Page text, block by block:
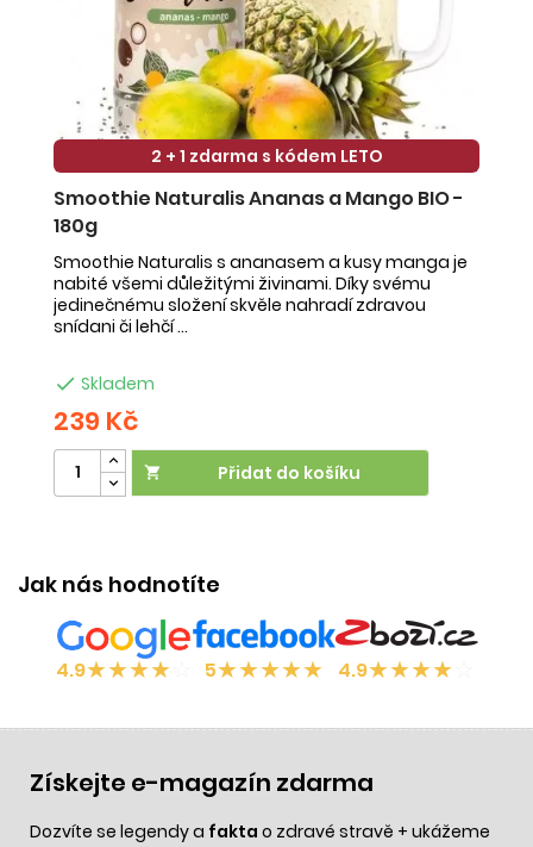
2 + 1 zdarma s kódem LETO
Smoothie Naturalis Ananas a Mango BIO -
180g
Smoothie Naturalis s ananasem a kusy manga je
nabité všemi důležitými živinami. Díky svému
jedinečnému složení skvěle nahradí zdravou
snídani či lehčí ...
 Skladem
239 Kč
 Přidat do košíku
Jak nás hodnotíte
4.9★★★★ 5★★★★★ 4.9★★★★
Získejte e-magazín zdarma
Dozvíte se legendy a fakta o zdravé stravě + ukážeme